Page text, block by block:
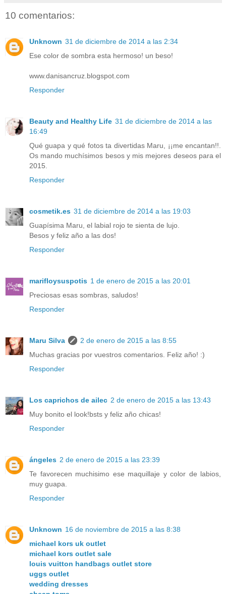
10 comentarios:
Unknown 31 de diciembre de 2014 a las 2:34
Ese color de sombra esta hermoso! un beso!
www.danisancruz.blogspot.com
Responder
Beauty and Healthy Life 31 de diciembre de 2014 a las
16:49
Qué guapa y qué fotos ta divertidas Maru, ¡¡me encantan!!.
Os mando muchísimos besos y mis mejores deseos para el
2015.
Responder
cosmetik.es 31 de diciembre de 2014 a las 19:03
Guapísima Maru, el labial rojo te sienta de lujo.
Besos y feliz año a las dos!
Responder
marifloysuspotis 1 de enero de 2015 a las 20:01
Preciosas esas sombras, saludos!
Responder
Maru Silva
2 de enero de 2015 a las 8:55
Muchas gracias por vuestros comentarios. Feliz año! :)
Responder
Los caprichos de ailec 2 de enero de 2015 a las 13:43
Muy bonito el look!bsts y feliz año chicas!
Responder
ángeles 2 de enero de 2015 a las 23:39
Te favorecen muchisimo ese maquillaje y color de labios,
muy guapa.
Responder
Unknown 16 de noviembre de 2015 a las 8:38
michael kors uk outlet
michael kors outlet sale
louis vuitton handbags outlet store
uggs outlet
wedding dresses